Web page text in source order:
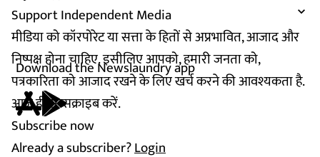
Support Independent Media
मीडिया को कॉरपोरेट या सत्ता के हितों से अप्रभावित, आजाद और
निष्पक्ष होना चाहिए. इसीलिए आपको, हमारी जनता को,
पत्रकारिता को आजाद रखने के लिए खर्च करने की आवश्यकता है.
आज ही सब्सक्राइब करें.
Subscribe now
Already a subscriber?Login
Download the Newslaundry app